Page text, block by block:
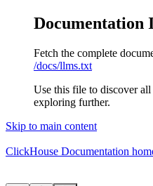
Documentation
Fetch the complete
/docs/llms.txt
Use this file to discover
exploring further.
Skip to main content
ClickHouse Documentation